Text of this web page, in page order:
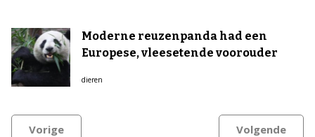
Moderne reuzenpanda had een
Europese, vleesetende voorouder
dieren
Vorige Volgende